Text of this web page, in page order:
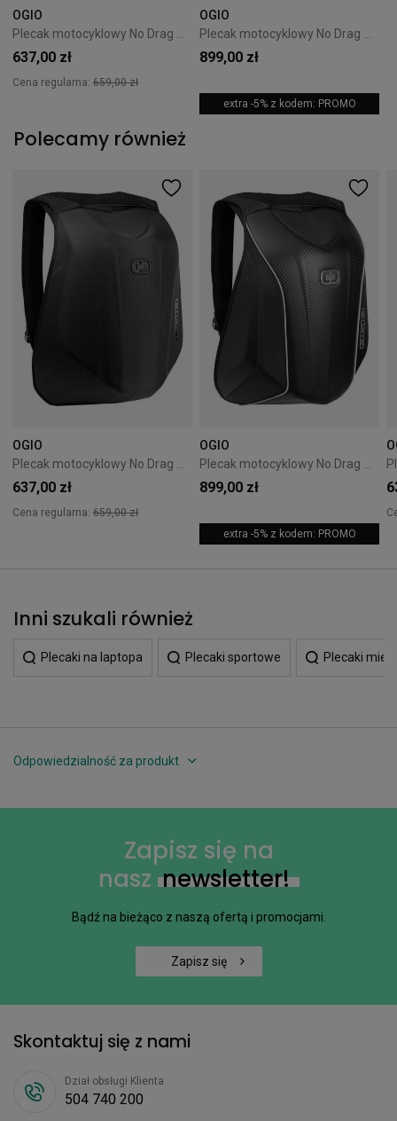
OGIO
637,00 zł
Cena regularna: 659,00 zł
OGIO
899,00 zł
extra -5% z kodem: PROMO
Polecamy również
OGIO
637,00 zł
Cena regularna: 659,00 zł
OGIO
899,00 zł
extra -5% z kodem: PROMO
Inni szukali również
Plecaki na laptopa Plecaki sportowe Plecaki
Odpowiedzialność za produkt
Zapisz się na
nasz newsletter!
Bądź na bieżąco z naszą ofertą i promocjami.
Zapisz się
Skontaktuj się z nami
Dział obsługi Klienta
504 740 200